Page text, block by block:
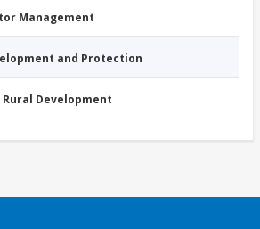
Management
and Protection
Rural Development